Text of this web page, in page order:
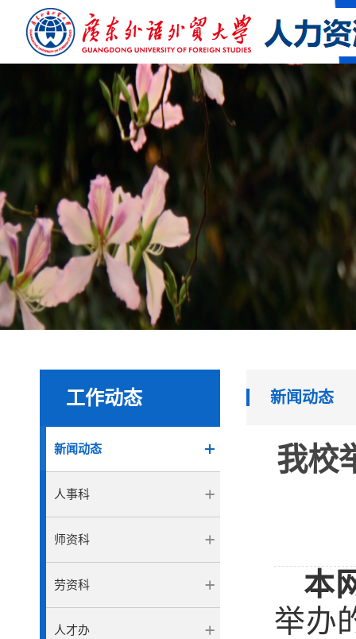
工作动态
新闻动态
人事科
师资科
劳资科
人才办
新闻动态
我校
本
举办